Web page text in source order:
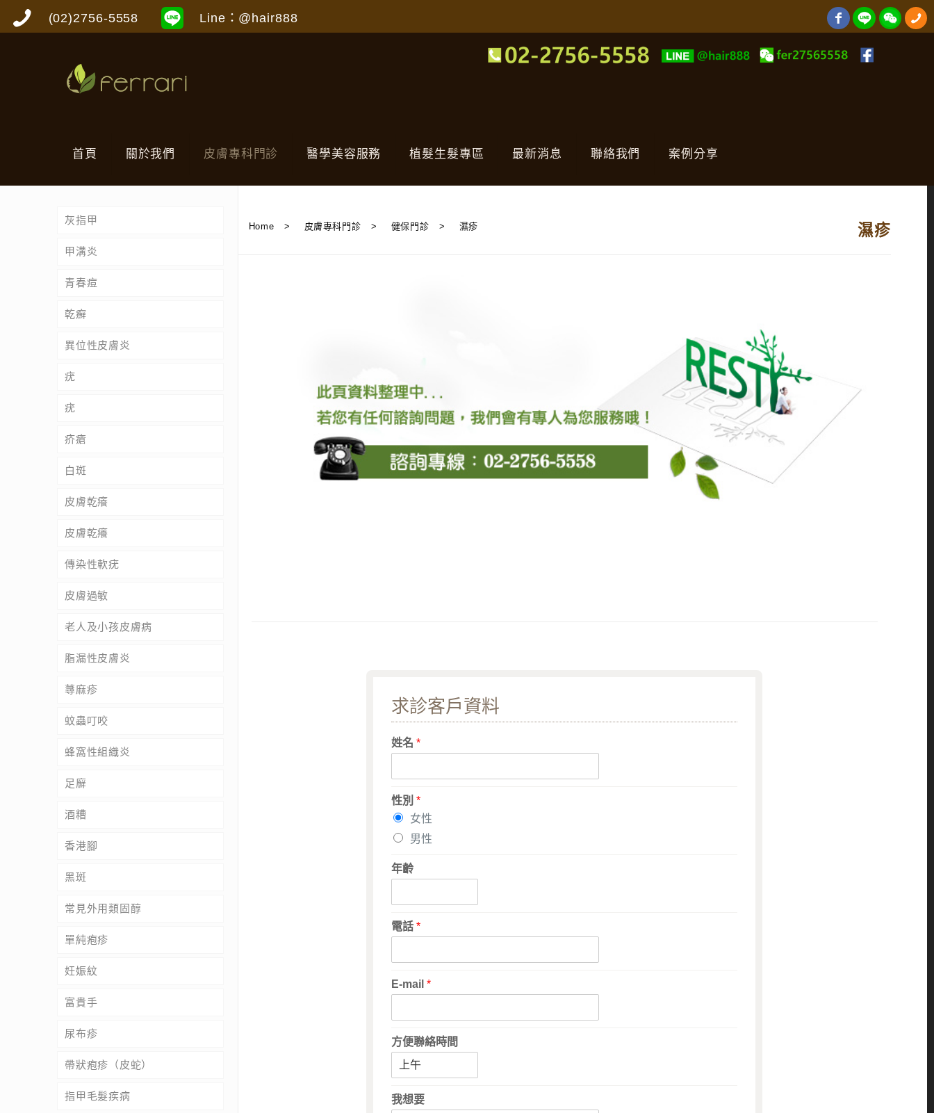
(02)2756-5558 Line：@hair888
首頁 關於我們 皮膚專科門診 醫學美容服務 植髮生髮專區 最新消息 聯絡我們 案例分享
濕疹
Home > 皮膚專科門診 > 健保門診 > 濕疹
求診客戶資料
姓名*
性別*
女性
男性
年齡
電話*
E-mail*
方便聯絡時間
我想要
灰指甲
甲溝炎
青春痘
乾癬
異位性皮膚炎
疣
疣
疥瘡
白斑
皮膚乾癢
皮膚乾癢
傳染性軟疣
皮膚過敏
老人及小孩皮膚病
脂漏性皮膚炎
蕁麻疹
蚊蟲叮咬
蜂窩性組織炎
足廯
酒糟
香港腳
黑斑
常見外用類固醇
單純疱疹
妊娠紋
富貴手
尿布疹
帶狀疱疹（皮蛇）
指甲毛髮疾病